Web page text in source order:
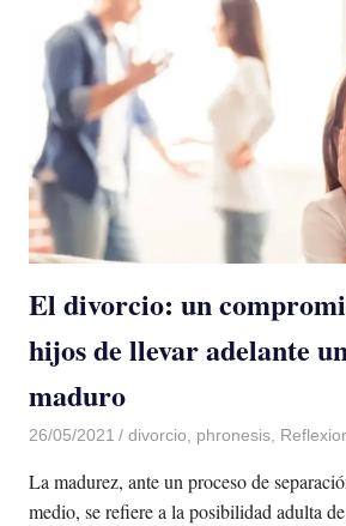
El divorcio: un
hijos de llevar adelante
maduro
26/05/2021 De todo un Poco
divorcio phronesis,
La madurez, ante un proceso de
medio, se refiere a la posibilidad adulta